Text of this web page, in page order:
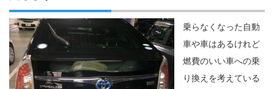
乗らなくなった自動
車や車はあるけれど
燃費のいい車への乗
り換えを考えている